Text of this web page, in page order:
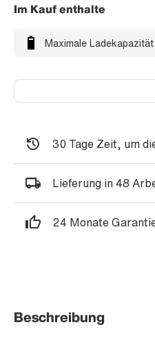
Im Kauf enthalte
Maximale
30 Tage Zeit, um
Lieferung in 48
24 Monate
Beschreibung